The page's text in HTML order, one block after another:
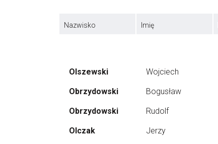
Nazwisko Imię
Olszewski Wojciech
Obrzydowski Bogusław
Obrzydowski Rudolf
Olczak Jerzy